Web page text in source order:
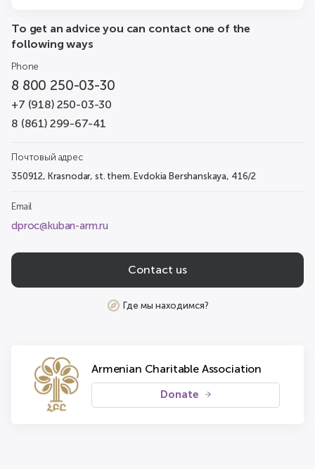
To get an advice you can contact one of the
following ways
Phone
8 800 250-03-30
+7 (918) 250-03-30
8 (861) 299-67-41
Почтовый адрес
350912, Krasnodar, st. them. Evdokia Bershanskaya, 416/2
Email
dproc@kuban-arm.ru
Contact us
Где мы находимся?
Armenian Charitable Association
Donate